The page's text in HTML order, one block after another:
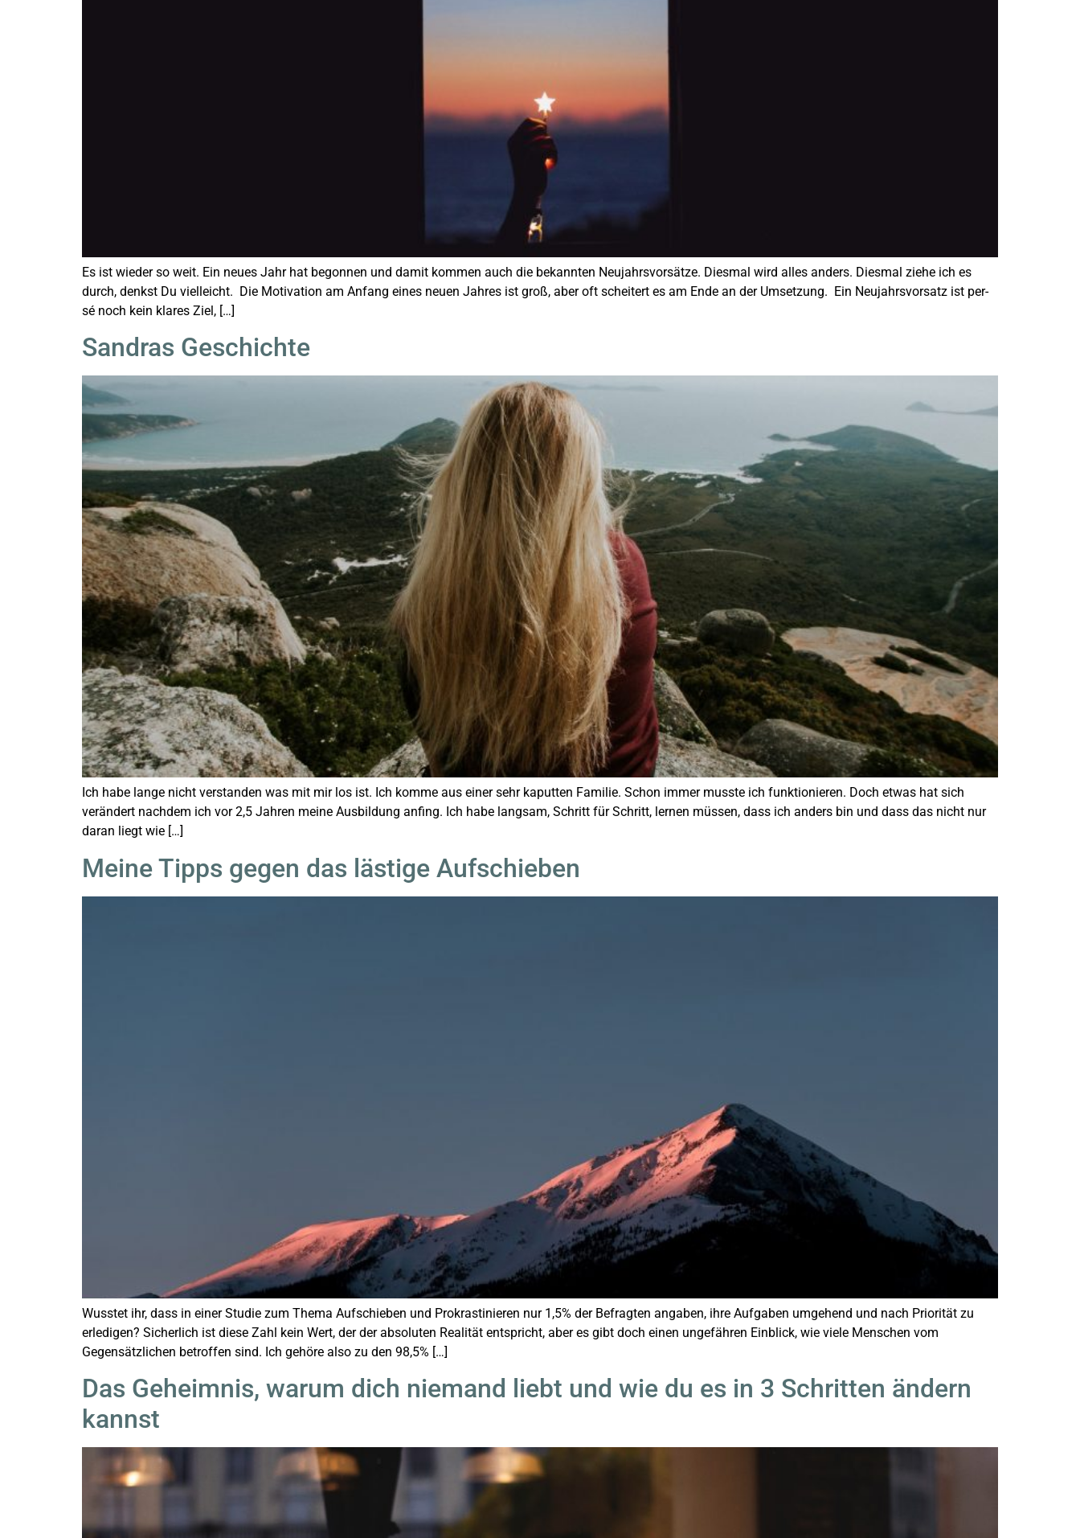
Es ist wieder so weit. Ein neues Jahr hat begonnen und damit kommen auch die bekannten Neujahrsvorsätze. Diesmal wird alles anders. Diesmal ziehe ich es
durch, denkst Du vielleicht. Die Motivation am Anfang eines neuen Jahres ist groß, aber oft scheitert es am Ende an der Umsetzung. Ein Neujahrsvorsatz ist per-
sé noch kein klares Ziel, […]
Sandras Geschichte
Ich habe lange nicht verstanden was mit mir los ist. Ich komme aus einer sehr kaputten Familie. Schon immer musste ich funktionieren. Doch etwas hat sich
verändert nachdem ich vor 2,5 Jahren meine Ausbildung anfing. Ich habe langsam, Schritt für Schritt, lernen müssen, dass ich anders bin und dass das nicht nur
daran liegt wie […]
Meine Tipps gegen das lästige Aufschieben
Wusstet ihr, dass in einer Studie zum Thema Aufschieben und Prokrastinieren nur 1,5% der Befragten angaben, ihre Aufgaben umgehend und nach Priorität zu
erledigen? Sicherlich ist diese Zahl kein Wert, der der absoluten Realität entspricht, aber es gibt doch einen ungefähren Einblick, wie viele Menschen vom
Gegensätzlichen betroffen sind. Ich gehöre also zu den 98,5% […]
Das Geheimnis, warum dich niemand liebt und wie du es in 3 Schritten ändern
kannst